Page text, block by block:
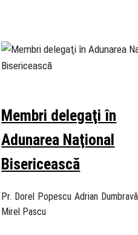
Membri delegaţi în
Adunarea Naţional
Bisericească
Pr. Dorel Popescu Adrian
Mirel Pascu